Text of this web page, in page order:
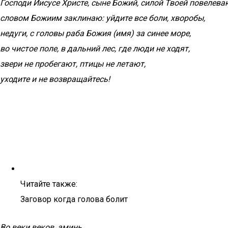
Господи Иисусе Христе, сыне Божий, силой Твоей
словом Божиим заклинаю: уйдите все боли, хворобы,
недуги, с головы раба Божия (имя) за синее море,
во чистое поле, в дальний лес, где люди не ходят,
звери не пробегают, птицы не летают,
уходите и не возвращайтесь!
Читайте также:
Заговор когда голова болит